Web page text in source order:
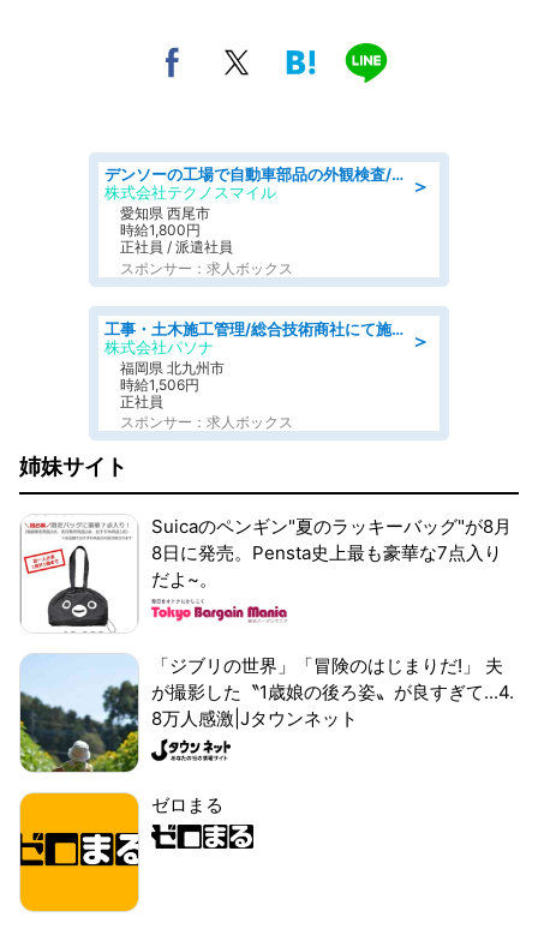
＞
デンソーの工場で自動車部品の外観検査/denso aichi
株式会社テクノスマイル
愛知県 西尾市
時給1,800円
正社員 / 派遣社員
スポンサー：求人ボックス
＞
工事・土木施工管理/総合技術商社にて施工管理のお仕事/即日勤務可/車通勤可/工事・土木施工管理/生産・品質管理
株式会社パソナ
福岡県 北九州市
時給1,506円
正社員
スポンサー：求人ボックス
姉妹サイト
Suicaのペンギン"夏のラッキーバッグ"が8月
8日に発売。Pensta史上最も豪華な7点入り
だよ~。
「ジブリの世界」「冒険のはじまりだ!」 夫
が撮影した〝1歳娘の後ろ姿〟が良すぎて...4.
8万人感激|Jタウンネット
ゼロまる